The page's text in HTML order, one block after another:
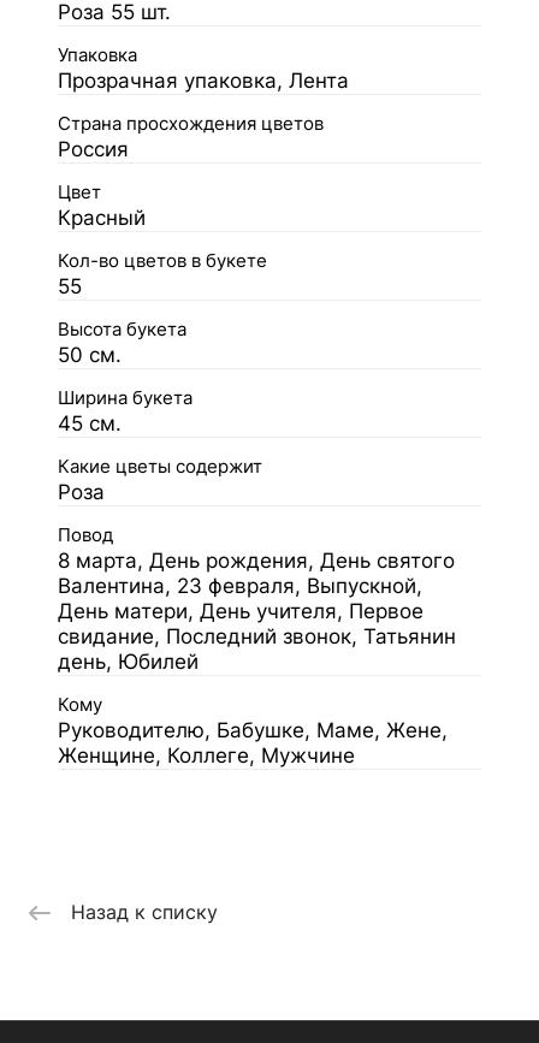
Роза 55 шт.
Упаковка
Прозрачная упаковка, Лента
Страна просхождения цветов
Россия
Цвет
Красный
Кол-во цветов в букете
55
Высота букета
50 см.
Ширина букета
45 см.
Какие цветы содержит
Роза
Повод
8 марта, День рождения, День святого
Валентина, 23 февраля, Выпускной,
День матери, День учителя, Первое
свидание, Последний звонок, Татьянин
день, Юбилей
Кому
Руководителю, Бабушке, Маме, Жене,
Женщине, Коллеге, Мужчине
Назад к списку